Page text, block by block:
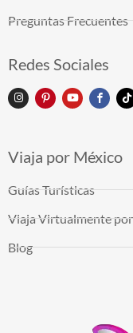
Preguntas Frecuentes
Redes Sociales
Viaja por México
Guías Turísticas
Viaja Virtualmente
Blog